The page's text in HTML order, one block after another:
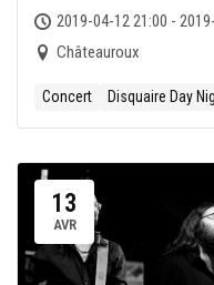
LE BRUIT QUI
2019-04-12 21:00 -
Châteauroux
Concert Disquaire Day
13
AVR